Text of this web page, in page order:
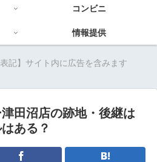
コンビニ
情報提供
記】サイト内に広告を含みます
田沼店の跡地・後継は
ある？